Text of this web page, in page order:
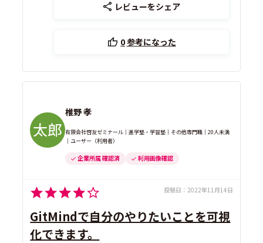
レビューをシェア
0参考になった
椎野 孝
有限会社啓友ゼミナール｜進学塾・学習塾｜その他専門職｜20人未満
｜ユーザー（利用者）
企業所属 確認済 利用画像確認
投稿日： 2022年11月14日
GitMindで自分のやりたいことを可視
化できます。